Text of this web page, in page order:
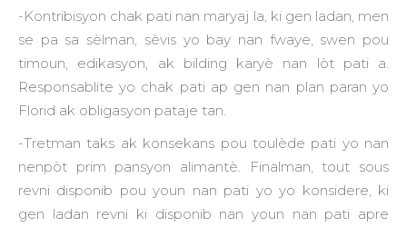
-Kontribisyon chak pati nan maryaj la, ki gen ladan, men
se pa sa sèlman, sèvis yo bay nan fwaye, swen pou
timoun, edikasyon, ak bilding karyè nan lòt pati a.
Responsablite yo chak pati ap gen nan plan paran yo
Florid ak obligasyon pataje tan.
-Tretman taks ak konsekans pou toulède pati yo nan
nenpòt prim pansyon alimantè. Finalman, tout sous
revni disponib pou youn nan pati yo yo konsidere, ki
gen ladan revni ki disponib nan youn nan pati apre